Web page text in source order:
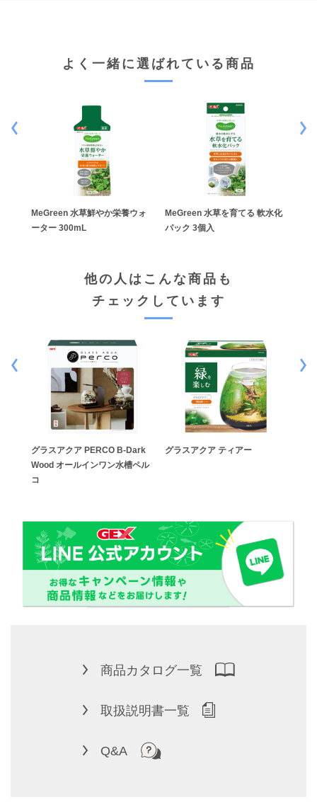
よく一緒に選ばれている商品
MeGreen 水草鮮やか栄養ウォ
ーター 300mL
MeGreen 水草を育てる 軟水化
パック 3個入
他の人はこんな商品も
チェックしています
グラスアクア PERCO B-Dark
Wood オールインワン水槽ペル
コ
グラスアクア ティアー
商品カタログ一覧
取扱説明書一覧
Q&A